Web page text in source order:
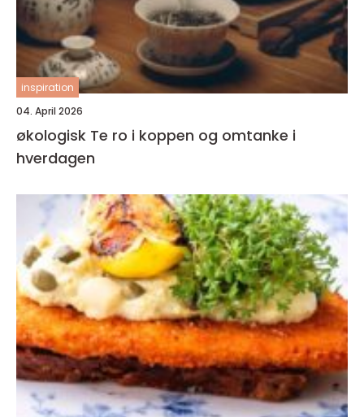
inspiration
04. April 2026
økologisk Te ro i koppen og omtanke i
hverdagen